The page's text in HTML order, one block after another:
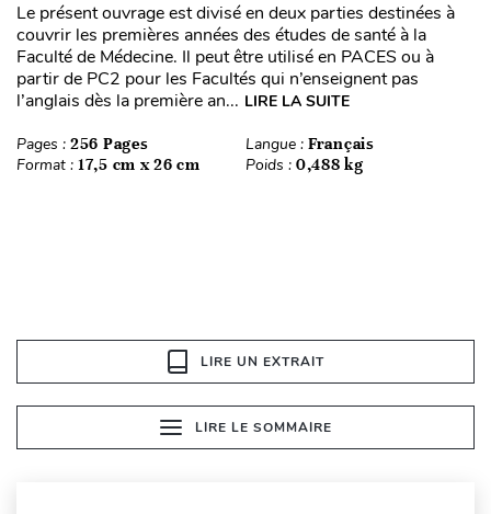
Le présent ouvrage est divisé en deux parties destinées à
couvrir les premières années des études de santé à la
Faculté de Médecine. Il peut être utilisé en PACES ou à
partir de PC2 pour les Facultés qui n’enseignent pas
l’anglais dès la première an... LIRE LA SUITE
Pages : 256 Pages Langue : Français
Format : 17,5 cm x 26 cm Poids : 0,488 kg
LIRE UN EXTRAIT
LIRE LE SOMMAIRE